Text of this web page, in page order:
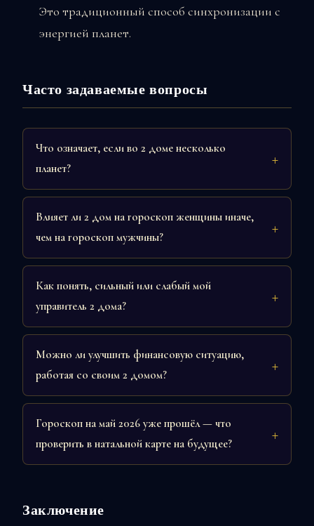
Это традиционный способ синхронизации с
энергией планет.
Часто задаваемые вопросы
Что означает, если во 2 доме несколько
планет?
Влияет ли 2 дом на гороскоп женщины иначе,
чем на гороскоп мужчины?
Как понять, сильный или слабый мой
управитель 2 дома?
Можно ли улучшить финансовую ситуацию,
работая со своим 2 домом?
Гороскоп на май 2026 уже прошёл — что
проверить в натальной карте на будущее?
Заключение